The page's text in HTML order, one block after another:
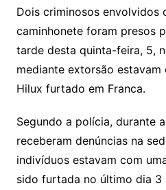
Dois criminosos envolvidos
caminhonete foram presos
tarde desta quinta-feira, 5,
mediante extorsão
Hilux furtado em Franca.
Segundo a polícia, durante
receberam denúncias na
indivíduos estavam com
sido furtada no último dia 3